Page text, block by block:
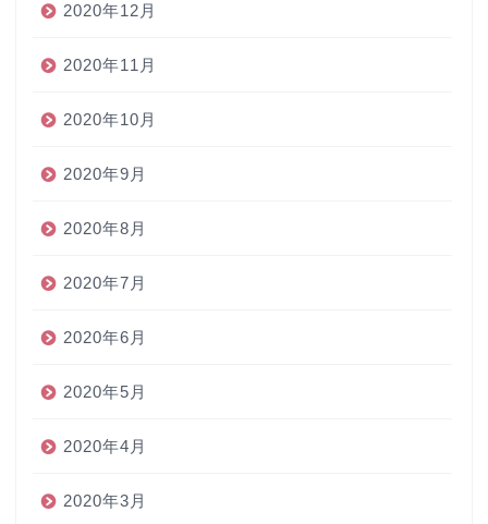
2020年12月
2020年11月
2020年10月
2020年9月
2020年8月
2020年7月
2020年6月
2020年5月
2020年4月
2020年3月